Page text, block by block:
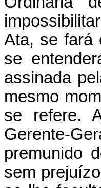
Ata, se fará
se
assinada
mesmo
se refere.
Gerente-
premunido
sem